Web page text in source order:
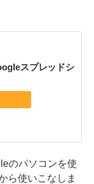
スプレッドシ
のパソコンを使
ら使いこなしま